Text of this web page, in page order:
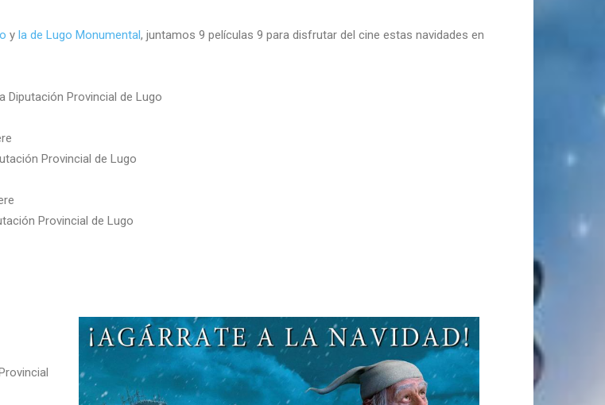
y la de Lugo Monumental, juntamos 9 películas 9 para disfrutar del cine estas navidades en
Diputación Provincial de Lugo
Provincial de Lugo
Provincial de Lugo